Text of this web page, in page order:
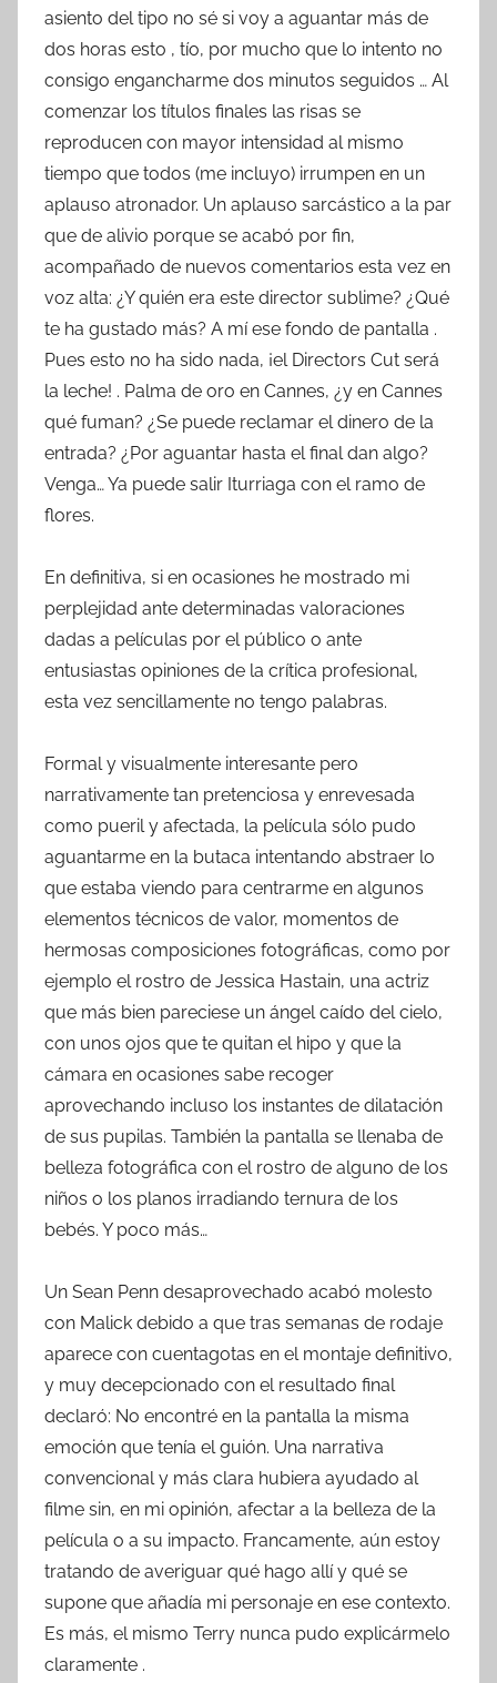
asiento del tipo no sé si voy a aguantar más de
dos horas esto , tío, por mucho que lo intento no
consigo engancharme dos minutos seguidos … Al
comenzar los títulos finales las risas se
reproducen con mayor intensidad al mismo
tiempo que todos (me incluyo) irrumpen en un
aplauso atronador. Un aplauso sarcástico a la par
que de alivio porque se acabó por fin,
acompañado de nuevos comentarios esta vez en
voz alta: ¿Y quién era este director sublime? ¿Qué
te ha gustado más? A mí ese fondo de pantalla .
Pues esto no ha sido nada, ¡el Directors Cut será
la leche! . Palma de oro en Cannes, ¿y en Cannes
qué fuman? ¿Se puede reclamar el dinero de la
entrada? ¿Por aguantar hasta el final dan algo?
Venga… Ya puede salir Iturriaga con el ramo de
flores.
En definitiva, si en ocasiones he mostrado mi
perplejidad ante determinadas valoraciones
dadas a películas por el público o ante
entusiastas opiniones de la crítica profesional,
esta vez sencillamente no tengo palabras.
Formal y visualmente interesante pero
narrativamente tan pretenciosa y enrevesada
como pueril y afectada, la película sólo pudo
aguantarme en la butaca intentando abstraer lo
que estaba viendo para centrarme en algunos
elementos técnicos de valor, momentos de
hermosas composiciones fotográficas, como por
ejemplo el rostro de Jessica Hastain, una actriz
que más bien pareciese un ángel caído del cielo,
con unos ojos que te quitan el hipo y que la
cámara en ocasiones sabe recoger
aprovechando incluso los instantes de dilatación
de sus pupilas. También la pantalla se llenaba de
belleza fotográfica con el rostro de alguno de los
niños o los planos irradiando ternura de los
bebés. Y poco más…
Un Sean Penn desaprovechado acabó molesto
con Malick debido a que tras semanas de rodaje
aparece con cuentagotas en el montaje definitivo,
y muy decepcionado con el resultado final
declaró: No encontré en la pantalla la misma
emoción que tenía el guión. Una narrativa
convencional y más clara hubiera ayudado al
filme sin, en mi opinión, afectar a la belleza de la
película o a su impacto. Francamente, aún estoy
tratando de averiguar qué hago allí y qué se
supone que añadía mi personaje en ese contexto.
Es más, el mismo Terry nunca pudo explicármelo
claramente .